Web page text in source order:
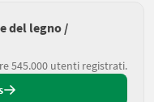
del legno /
545.000 utenti registrati.